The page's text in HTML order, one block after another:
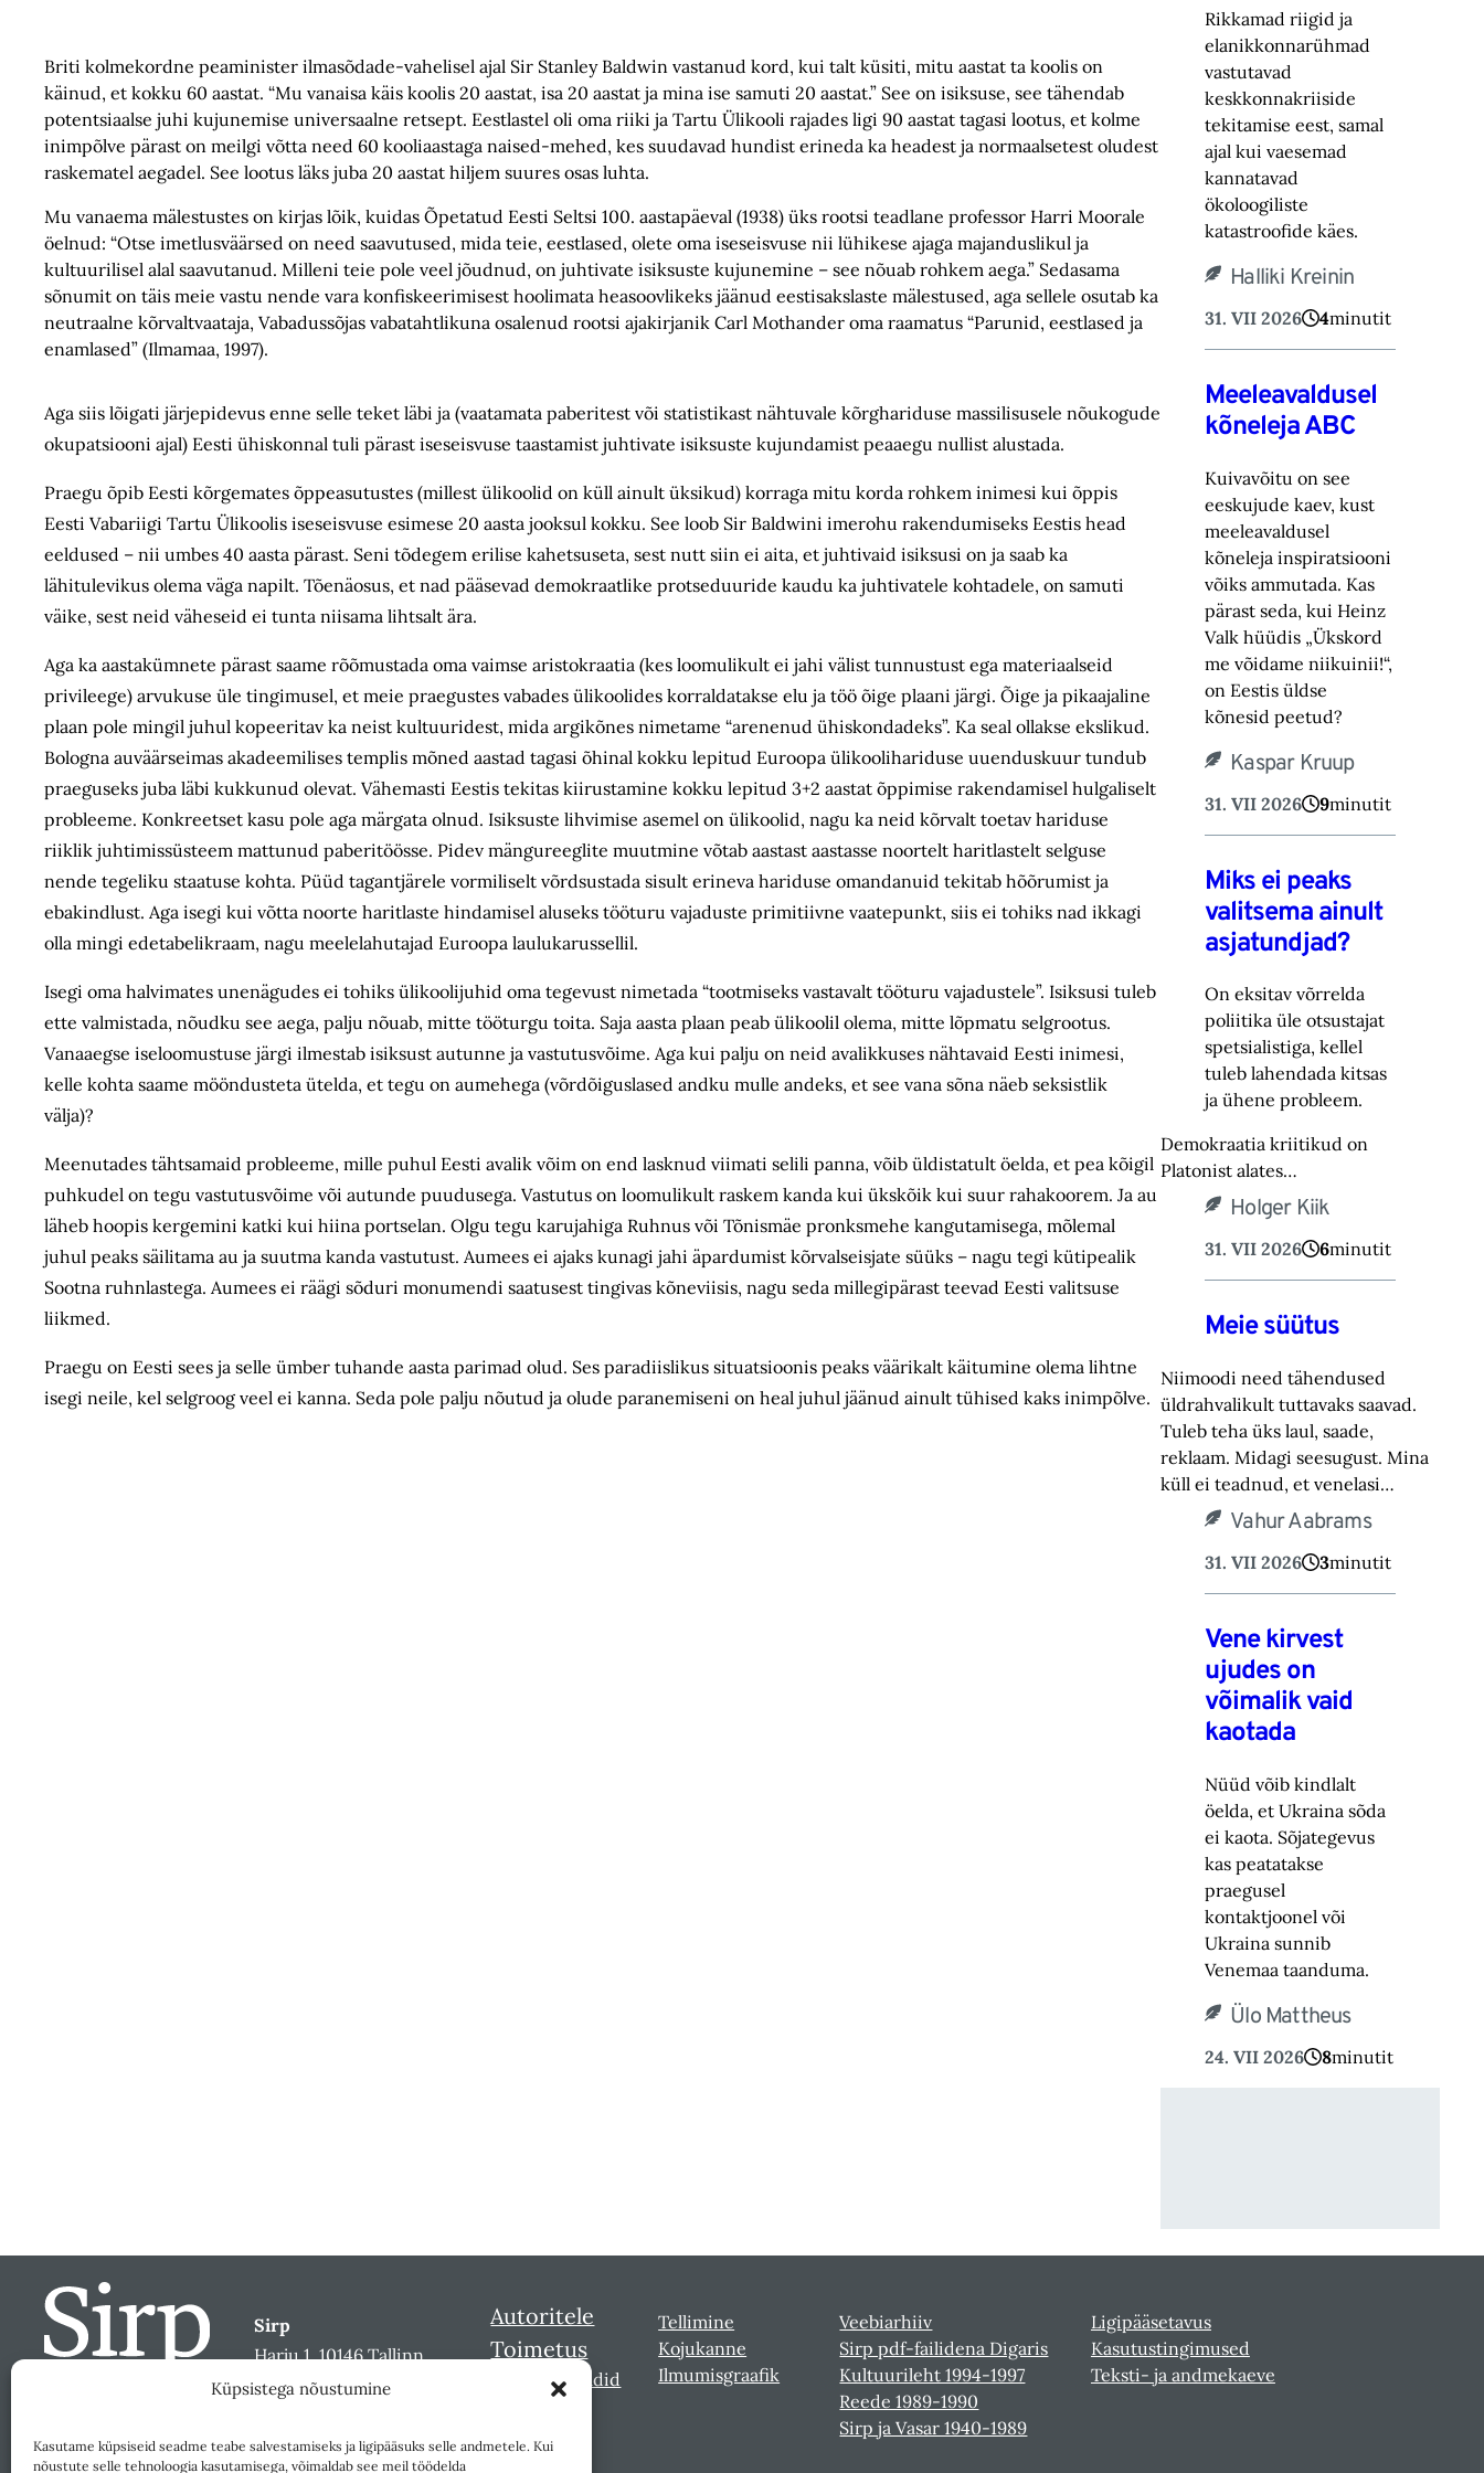
Küpsistega nõustumine
Kasutame küpsiseid seadme teabe salvestamiseks ja ligipääsuks selle andmetele. Kui
nõustute selle tehnoloogia kasutamisega, võimaldab see meil töödelda
Briti kolmekordne peaminister ilmasõdade-vahelisel ajal Sir Stanley Baldwin vastanud kord, kui talt küsiti, mitu aastat ta koolis on
käinud, et kokku 60 aastat. “Mu vanaisa käis koolis 20 aastat, isa 20 aastat ja mina ise samuti 20 aastat.” See on isiksuse, see tähendab
potentsiaalse juhi kujunemise universaalne retsept. Eestlastel oli oma riiki ja Tartu Ülikooli rajades ligi 90 aastat tagasi lootus, et kolme
inimpõlve pärast on meilgi võtta need 60 kooliaastaga naised-mehed, kes suudavad hundist erineda ka headest ja normaalsetest oludest
raskematel aegadel. See lootus läks juba 20 aastat hiljem suures osas luhta.
Mu vanaema mälestustes on kirjas lõik, kuidas Õpetatud Eesti Seltsi 100. aastapäeval (1938) üks rootsi teadlane professor Harri Moorale
öelnud: “Otse imetlusväärsed on need saavutused, mida teie, eestlased, olete oma iseseisvuse nii lühikese ajaga majanduslikul ja
kultuurilisel alal saavutanud. Milleni teie pole veel jõudnud, on juhtivate isiksuste kujunemine – see nõuab rohkem aega.” Sedasama
sõnumit on täis meie vastu nende vara konfiskeerimisest hoolimata heasoovlikeks jäänud eestisakslaste mälestused, aga sellele osutab ka
neutraalne kõrvaltvaataja, Vabadussõjas vabatahtlikuna osalenud rootsi ajakirjanik Carl Mothander oma raamatus “Parunid, eestlased ja
enamlased” (Ilmamaa, 1997).
Aga siis lõigati järjepidevus enne selle teket läbi ja (vaatamata paberitest või statistikast nähtuvale kõrghariduse massilisusele nõukogude
okupatsiooni ajal) Eesti ühiskonnal tuli pärast iseseisvuse taastamist juhtivate isiksuste kujundamist peaaegu nullist alustada.
Praegu õpib Eesti kõrgemates õppeasutustes (millest ülikoolid on küll ainult üksikud) korraga mitu korda rohkem inimesi kui õppis
Eesti Vabariigi Tartu Ülikoolis iseseisvuse esimese 20 aasta jooksul kokku. See loob Sir Baldwini imerohu rakendumiseks Eestis head
eeldused – nii umbes 40 aasta pärast. Seni tõdegem erilise kahetsuseta, sest nutt siin ei aita, et juhtivaid isiksusi on ja saab ka
lähitulevikus olema väga napilt. Tõenäosus, et nad pääsevad demokraatlike protseduuride kaudu ka juhtivatele kohtadele, on samuti
väike, sest neid väheseid ei tunta niisama lihtsalt ära.
Aga ka aastakümnete pärast saame rõõmustada oma vaimse aristokraatia (kes loomulikult ei jahi välist tunnustust ega materiaalseid
privileege) arvukuse üle tingimusel, et meie praegustes vabades ülikoolides korraldatakse elu ja töö õige plaani järgi. Õige ja pikaajaline
plaan pole mingil juhul kopeeritav ka neist kultuuridest, mida argikõnes nimetame “arenenud ühiskondadeks”. Ka seal ollakse ekslikud.
Bologna auväärseimas akadeemilises templis mõned aastad tagasi õhinal kokku lepitud Euroopa ülikoolihariduse uuenduskuur tundub
praeguseks juba läbi kukkunud olevat. Vähemasti Eestis tekitas kiirustamine kokku lepitud 3+2 aastat õppimise rakendamisel hulgaliselt
probleeme. Konkreetset kasu pole aga märgata olnud. Isiksuste lihvimise asemel on ülikoolid, nagu ka neid kõrvalt toetav hariduse
riiklik juhtimissüsteem mattunud paberitöösse. Pidev mängureeglite muutmine võtab aastast aastasse noortelt haritlastelt selguse
nende tegeliku staatuse kohta. Püüd tagantjärele vormiliselt võrdsustada sisult erineva hariduse omandanuid tekitab hõõrumist ja
ebakindlust. Aga isegi kui võtta noorte haritlaste hindamisel aluseks tööturu vajaduste primitiivne vaatepunkt, siis ei tohiks nad ikkagi
olla mingi edetabelikraam, nagu meelelahutajad Euroopa laulukarussellil.
Isegi oma halvimates unenägudes ei tohiks ülikoolijuhid oma tegevust nimetada “tootmiseks vastavalt tööturu vajadustele”. Isiksusi tuleb
ette valmistada, nõudku see aega, palju nõuab, mitte tööturgu toita. Saja aasta plaan peab ülikoolil olema, mitte lõpmatu selgrootus.
Vanaaegse iseloomustuse järgi ilmestab isiksust autunne ja vastutusvõime. Aga kui palju on neid avalikkuses nähtavaid Eesti inimesi,
kelle kohta saame mööndusteta ütelda, et tegu on aumehega (võrdõiguslased andku mulle andeks, et see vana sõna näeb seksistlik
välja)?
Meenutades tähtsamaid probleeme, mille puhul Eesti avalik võim on end lasknud viimati selili panna, võib üldistatult öelda, et pea kõigil
puhkudel on tegu vastutusvõime või autunde puudusega. Vastutus on loomulikult raskem kanda kui ükskõik kui suur rahakoorem. Ja au
läheb hoopis kergemini katki kui hiina portselan. Olgu tegu karujahiga Ruhnus või Tõnismäe pronksmehe kangutamisega, mõlemal
juhul peaks säilitama au ja suutma kanda vastutust. Aumees ei ajaks kunagi jahi äpardumist kõrvalseisjate süüks – nagu tegi kütipealik
Sootna ruhnlastega. Aumees ei räägi sõduri monumendi saatusest tingivas kõneviisis, nagu seda millegipärast teevad Eesti valitsuse
liikmed.
Praegu on Eesti sees ja selle ümber tuhande aasta parimad olud. Ses paradiislikus situatsioonis peaks väärikalt käitumine olema lihtne
isegi neile, kel selgroog veel ei kanna. Seda pole palju nõutud ja olude paranemiseni on heal juhul jäänud ainult tühised kaks inimpõlve.
Rikkamad riigid ja
elanikkonnarühmad
vastutavad
keskkonnakriiside
tekitamise eest, samal
ajal kui vaesemad
kannatavad
ökoloogiliste
katastroofide käes.
Halliki Kreinin
31. VII 2026 4minutit
Meeleavaldusel
kõneleja ABC
Kuivavõitu on see
eeskujude kaev, kust
meeleavaldusel
kõneleja inspiratsiooni
võiks ammutada. Kas
pärast seda, kui Heinz
Valk hüüdis „Ükskord
me võidame niikuinii!“,
on Eestis üldse
kõnesid peetud?
Kaspar Kruup
31. VII 2026 9minutit
Miks ei peaks
valitsema ainult
asjatundjad?
On eksitav võrrelda
poliitika üle otsustajat
spetsialistiga, kellel
tuleb lahendada kitsas
ja ühene probleem.
Demokraatia kriitikud on
Platonist alates…
Holger Kiik
31. VII 2026 6minutit
Meie süütus
Niimoodi need tähendused
üldrahvalikult tuttavaks saavad.
Tuleb teha üks laul, saade,
reklaam. Midagi seesugust. Mina
küll ei teadnud, et venelasi…
Vahur Aabrams
31. VII 2026 3minutit
Vene kirvest
ujudes on
võimalik vaid
kaotada
Nüüd võib kindlalt
öelda, et Ukraina sõda
ei kaota. Sõjategevus
kas peatatakse
praegusel
kontaktjoonel või
Ukraina sunnib
Venemaa taanduma.
Ülo Mattheus
24. VII 2026 8minutit
Sirp
Harju 1, 10146 Tallinn
sirp@sirp.ee
Toeta
Autoritele
Toimetus
Sirbi laureaadid
Tellimine
Kojukanne
Ilmumisgraafik
Veebiarhiiv
Sirp pdf-failidena Digaris
Kultuurileht 1994-1997
Reede 1989-1990
Sirp ja Vasar 1940-1989
Ligipääsetavus
Kasutustingimused
Teksti- ja andmekaeve